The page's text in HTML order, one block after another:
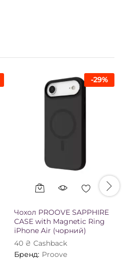
-29%
Чохол PROOVE SAPPHIRE
CASE with Magnetic Ring
iPhone Air (чорний)
40 ₴ Сashback
Бренд: Proove